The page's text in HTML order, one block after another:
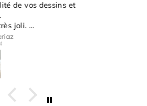
jeanne ANGLES